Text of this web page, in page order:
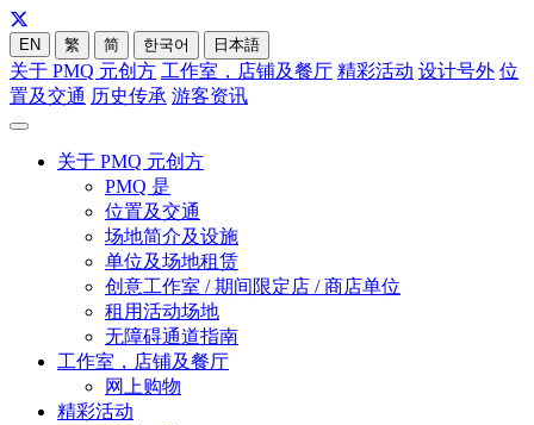
EN 繁 简 한국어 日本語
关于 PMQ 元创方 工作室，店铺及餐厅 精彩活动 设计号外 位
置及交通 历史传承 游客资讯
关于 PMQ 元创方
PMQ 是
位置及交通
场地简介及设施
单位及场地租赁
创意工作室 / 期间限定店 / 商店单位
租用活动场地
无障碍通道指南
工作室，店铺及餐厅
网上购物
精彩活动